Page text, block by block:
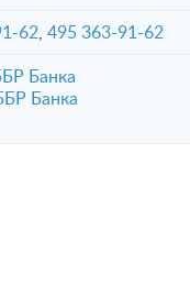
62 ,495 363-91-62
Банка
Банка